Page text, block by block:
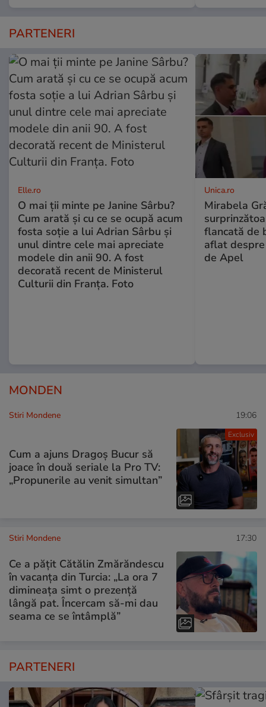
PARTENERI
Elle.ro
O mai ții minte pe Janine Sârbu?
Cum arată și cu ce se ocupă acum
fosta soție a lui Adrian Sârbu și
unul dintre cele mai apreciate
modele din anii 90. A fost
decorată recent de Ministerul
Culturii din Franța. Foto
Unica.ro
Mirabela
flancată de
aflat
de Apel
MONDEN
Exclusiv
Stiri Mondene 19:06
Cum a ajuns Dragoș Bucur să
joace în două seriale la Pro TV:
„Propunerile au venit simultan”
Stiri Mondene 17:30
Ce a pățit Cătălin Zmărăndescu
în vacanța din Turcia: „La ora 7
dimineața simt o prezență
lângă pat. Încercam să-mi dau
seama ce se întâmplă”
PARTENERI